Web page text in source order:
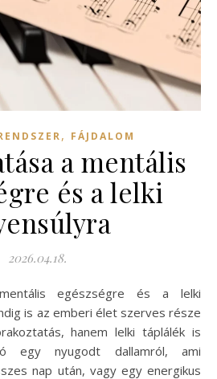
, FÁJDALOM
a mentális
és a lelki
2026.04.18.
is az emberi élet szerves része
hanem lelki táplálék is
egy nyugodt dallamról, ami
nap után, vagy egy energikus